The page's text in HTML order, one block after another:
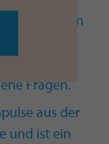
Vorurteilen
Zum
Fragen.
aus der
und ist ein